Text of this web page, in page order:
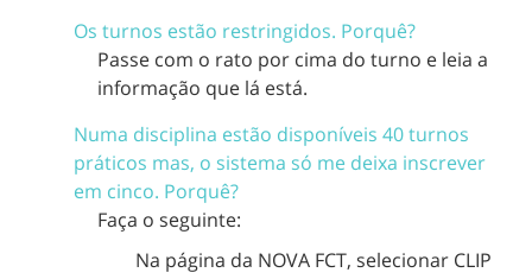
Os turnos estão restringidos. Porquê?
Passe com o rato por cima do turno e leia a
informação que lá está.
Numa disciplina estão disponíveis 40 turnos
práticos mas, o sistema só me deixa inscrever
em cinco. Porquê?
Faça o seguinte:
Na página da NOVA FCT, selecionar CLIP